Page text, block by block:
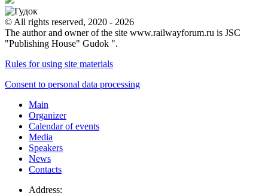
© All rights reserved, 2020 - 2026
The author and owner of the site www.railwayforum.ru is JSC
"Publishing House" Gudok ".
Rules for using site materials
Consent to personal data processing
Main
Organizer
Calendar of events
Media
Speakers
News
Contacts
Address: